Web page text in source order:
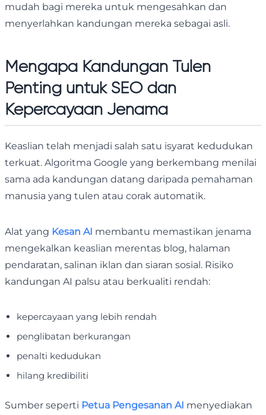
mudah bagi mereka untuk mengesahkan dan
menyerlahkan kandungan mereka sebagai asli.
Mengapa Kandungan Tulen
Penting untuk SEO dan
Kepercayaan Jenama
Keaslian telah menjadi salah satu isyarat kedudukan
terkuat. Algoritma Google yang berkembang menilai
sama ada kandungan datang daripada pemahaman
manusia yang tulen atau corak automatik.
Alat yang Kesan AI membantu memastikan jenama
mengekalkan keaslian merentas blog, halaman
pendaratan, salinan iklan dan siaran sosial. Risiko
kandungan AI palsu atau berkualiti rendah:
kepercayaan yang lebih rendah
penglibatan berkurangan
penalti kedudukan
hilang kredibiliti
Sumber seperti Petua Pengesanan AI menyediakan